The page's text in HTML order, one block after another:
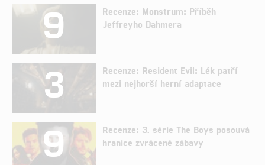
9
Recenze: Monstrum: Příběh
Jeffreyho Dahmera
3
Recenze: Resident Evil: Lék patří
mezi nejhorší herní adaptace
9
Recenze: 3. série The Boys posouvá
hranice zvrácené zábavy